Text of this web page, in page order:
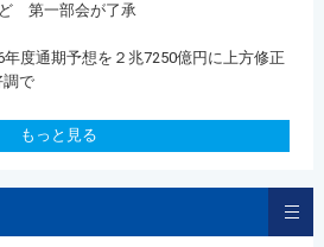
第一部会が了承
度通期予想を２兆7250億円に上方修正
調で
もっと見る